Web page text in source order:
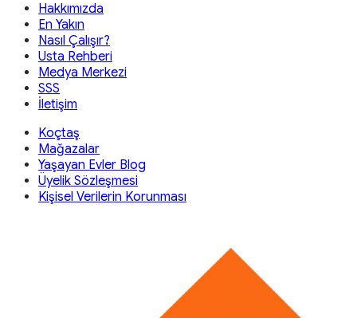
Hakkımızda
En Yakın
Nasıl Çalışır?
Usta Rehberi
Medya Merkezi
SSS
İletişim
Koçtaş
Mağazalar
Yaşayan Evler Blog
Üyelik Sözleşmesi
Kişisel Verilerin Korunması